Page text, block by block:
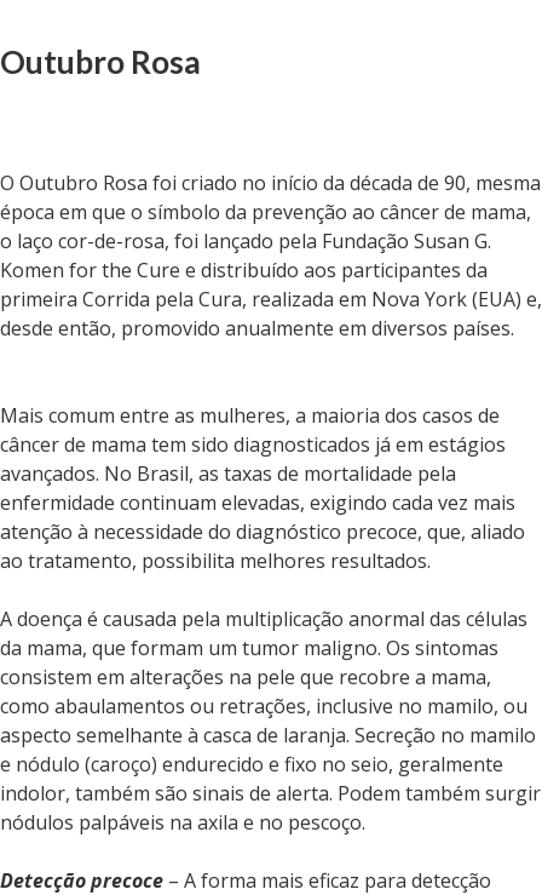
Outubro Rosa
O Outubro Rosa foi criado no início da década de 90, mesma
época em que o símbolo da prevenção ao câncer de mama,
o laço cor-de-rosa, foi lançado pela Fundação Susan G.
Komen for the Cure e distribuído aos participantes da
primeira Corrida pela Cura, realizada em Nova York (EUA) e,
desde então, promovido anualmente em diversos países.
Mais comum entre as mulheres, a maioria dos casos de
câncer de mama tem sido diagnosticados já em estágios
avançados. No Brasil, as taxas de mortalidade pela
enfermidade continuam elevadas, exigindo cada vez mais
atenção à necessidade do diagnóstico precoce, que, aliado
ao tratamento, possibilita melhores resultados.
A doença é causada pela multiplicação anormal das células
da mama, que formam um tumor maligno. Os sintomas
consistem em alterações na pele que recobre a mama,
como abaulamentos ou retrações, inclusive no mamilo, ou
aspecto semelhante à casca de laranja. Secreção no mamilo
e nódulo (caroço) endurecido e fixo no seio, geralmente
indolor, também são sinais de alerta. Podem também surgir
nódulos palpáveis na axila e no pescoço.
Detecção precoce – A forma mais eficaz para detecção